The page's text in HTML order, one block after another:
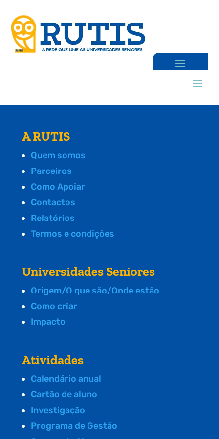
A RUTIS
Quem somos
Parceiros
Como Apoiar
Contactos
Relatórios
Termos e condições
Universidades Seniores
Origem/O que são/Onde estão
Como criar
Impacto
Atividades
Calendário anual
Cartão de aluno
Investigação
Programa de Gestão